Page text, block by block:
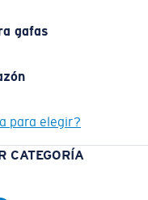
gafas
para elegir?
CATEGORÍA